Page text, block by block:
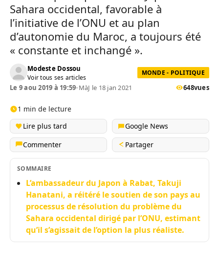
Sahara occidental, favorable à
l’initiative de l’ONU et au plan
d’autonomie du Maroc, a toujours été
« constante et inchangé ».
Modeste Dossou
Voir tous ses articles
MONDE - POLITIQUE
Le 9 aou 2019 à 19:59•MàJ le 18 jan 2021 648vues
1 min de lecture
Lire plus tard
Google News
Commenter
Partager
SOMMAIRE
L’ambassadeur du Japon à Rabat, Takuji
Hanatani, a réitéré le soutien de son pays au
processus de résolution du problème du
Sahara occidental dirigé par l’ONU, estimant
qu’il s’agissait de l’option la plus réaliste.